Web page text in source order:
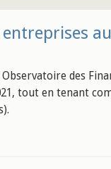
des
tout en tenant